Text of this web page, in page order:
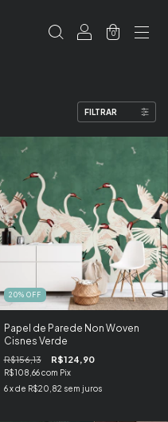
0
FILTRAR
20% OFF
Papel de Parede Non Woven
Cisnes Verde
R$156,13 R$124,90
R$108,66com Pix
6 x de R$20,82 sem juros